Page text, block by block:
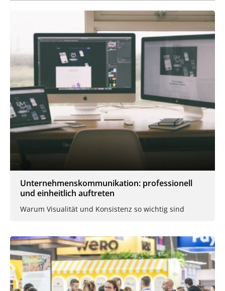
Unternehmenskommunikation: professionell
und einheitlich auftreten
Warum Visualität und Konsistenz so wichtig sind